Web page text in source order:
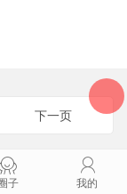
下一页
子 我的